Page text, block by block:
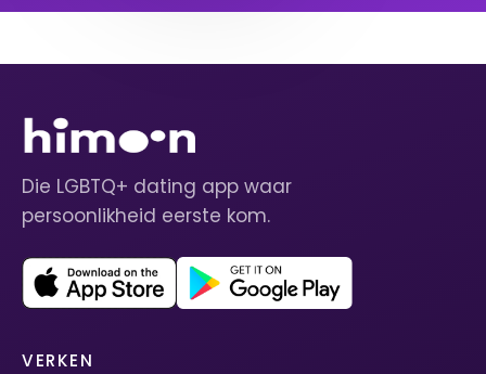
Die LGBTQ+ dating app waar
persoonlikheid eerste kom.
VERKEN